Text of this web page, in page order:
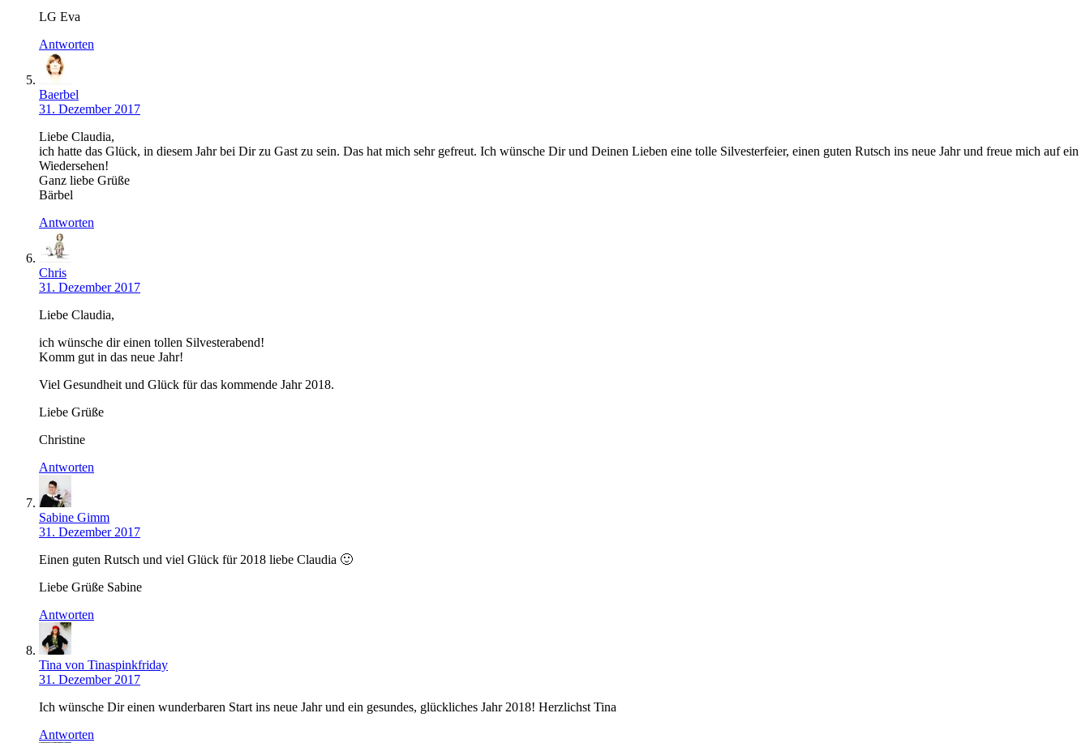
LG Eva
Antworten
Baerbel
31. Dezember 2017
Liebe Claudia,
ich hatte das Glück, in diesem Jahr bei Dir zu Gast zu sein. Das hat mich sehr gefreut. Ich wünsche Dir und Deinen Lieben eine tolle Silvesterfeier, einen guten Rutsch ins neue Jahr und freue mich auf ein
Wiedersehen!
Ganz liebe Grüße
Bärbel
Antworten
Chris
31. Dezember 2017
Liebe Claudia,
ich wünsche dir einen tollen Silvesterabend!
Komm gut in das neue Jahr!
Viel Gesundheit und Glück für das kommende Jahr 2018.
Liebe Grüße
Christine
Antworten
Sabine Gimm
31. Dezember 2017
Einen guten Rutsch und viel Glück für 2018 liebe Claudia 🙂
Liebe Grüße Sabine
Antworten
Tina von Tinaspinkfriday
31. Dezember 2017
Ich wünsche Dir einen wunderbaren Start ins neue Jahr und ein gesundes, glückliches Jahr 2018! Herzlichst Tina
Antworten